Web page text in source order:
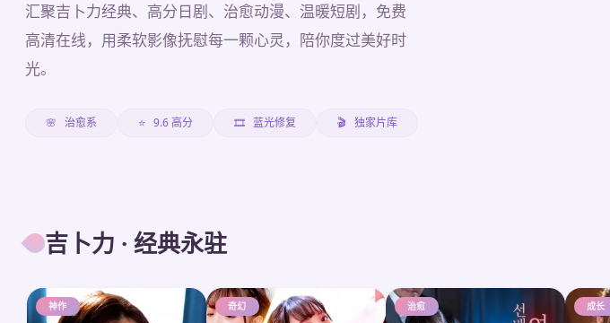
汇聚吉卜力经典、高分日剧、治愈动漫、温暖短剧，免费
高清在线，用柔软影像抚慰每一颗心灵，陪你度过美好时
光。
🌸 治愈系 ⭐ 9.6 高分 🎞️ 蓝光修复 🎬 独家片库
吉卜力 · 经典永驻
神作 奇幻 治愈 成长